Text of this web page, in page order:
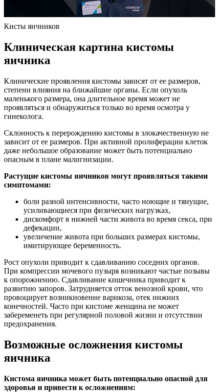
Кисты яичников
Клиническая картина кистомы
яичника
Клинические проявления кистомы зависят от ее размеров,
степени влияния на ближайшие органы. Если опухоль
маленького размера, она длительное время может не
проявляться и обнаружиться только во время осмотра у
гинеколога.
Склонность к перерождению кистомы в злокачественную не
зависит от ее размеров. При активной пролиферации клеток
даже небольшое образование может быть потенциально
опасным в плане малигнизации.
Растущие кистомы яичников могут проявляться такими
симптомами:
боли разной интенсивности, часто ноющие и тянущие,
усиливающиеся при физических нагрузках,
дискомфорт в нижней части живота во время секса, при
дефекации,
увеличение живота при больших размерах кистомы,
имитирующее беременность.
Рост опухоли приводит к сдавливанию соседних органов.
При компрессии мочевого пузыря возникают частые позывы
к опорожнению. Сдавливание кишечника приводит к
развитию запоров. Затрудняется отток венозной крови, что
провоцирует возникновение варикоза, отек нижних
конечностей. Часто при кистоме женщина не может
забеременеть при регулярной половой жизни и отсутствии
предохранения.
Возможные осложнения кистомы
яичника
Кистома яичника может быть потенциально опасной для
здоровья и привести к осложнениям: